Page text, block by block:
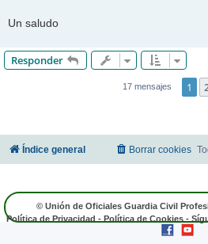
Un saludo
Responder
17 mensajes 1
Índice general Borrar cookies
© Unión de Oficiales Guardia Civil
Política de Privacidad - Política de Cookies -